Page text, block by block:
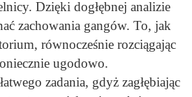
Dzięki dogłębnej analizie
zachowania gangów. To, jak
równocześnie rozciągając
ugodowo.
zadania, gdyż zagłębiając